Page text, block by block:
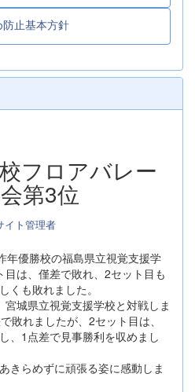
防止基本方針
フロアバレー
第3位
イト管理者
優勝校の福島県立視覚支援学
は、僅差で敗れ、2セット目も
くも敗れました。
城県立視覚支援学校と対戦しま
敗れましたが、2セット目は、
、1点差で見事勝利を収めまし
きらめずに頑張る姿に感動しま